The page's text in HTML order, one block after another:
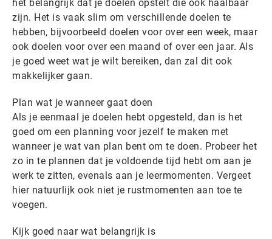
het belangrijk dat je doelen opstelt die ook haalbaar
zijn. Het is vaak slim om verschillende doelen te
hebben, bijvoorbeeld doelen voor over een week, maar
ook doelen voor over een maand of over een jaar. Als
je goed weet wat je wilt bereiken, dan zal dit ook
makkelijker gaan.
Plan wat je wanneer gaat doen
Als je eenmaal je doelen hebt opgesteld, dan is het
goed om een planning voor jezelf te maken met
wanneer je wat van plan bent om te doen. Probeer het
zo in te plannen dat je voldoende tijd hebt om aan je
werk te zitten, evenals aan je leermomenten. Vergeet
hier natuurlijk ook niet je rustmomenten aan toe te
voegen.
Kijk goed naar wat belangrijk is